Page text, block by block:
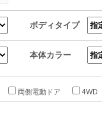
ボディタイプ
本体カラー
両側電動ドア 4WD